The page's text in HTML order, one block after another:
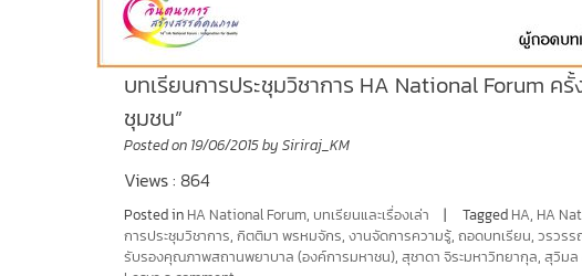
บทเรียนการประชุมวิชาการ HA National Forum ค
ชุมชน”
Posted on 19/06/2015bySiriraj_KM
Views : 864
Posted in HA National Forum, บทเรียนและเรื่องเล่า Tagged HA, HA
การประชุมวิชาการ,กิตติมา พรหมจักร,งานจัดการความรู้,ถอดบทเรียน,วรวร
รับรองคุณภาพสถานพยาบาล (องค์การมหาชน),สุชาดา จิระมหาวิทยากุล,สุวิมล